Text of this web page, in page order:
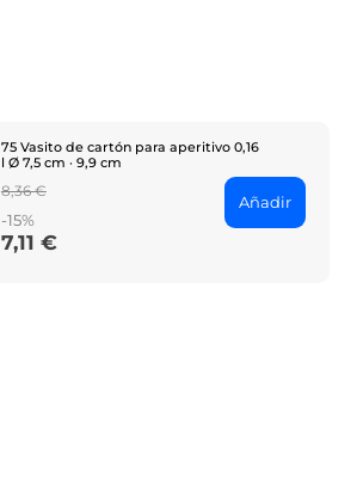
75 Vasito de cartón para aperitivo 0,16
l Ø 7,5 cm · 9,9 cm
Regular
price
8,36 €
-15%
Price
7,11 €
Añadir